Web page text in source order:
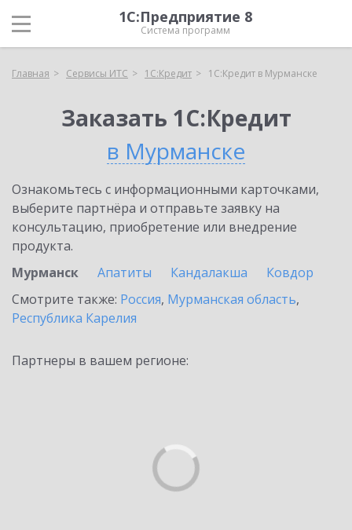
1С:Предприятие 8
Система программ
Главная Сервисы ИТС 1С:Кредит 1С:Кредит в Мурманске
Заказать 1С:Кредит
в Мурманске
Ознакомьтесь с информационными карточками,
выберите партнёра и отправьте заявку на
консультацию, приобретение или внедрение
продукта.
Мурманск
Апатиты Кандалакша
Ковдор
Смотрите также: Россия, Мурманская область,
Республика Карелия
Партнеры в вашем регионе: